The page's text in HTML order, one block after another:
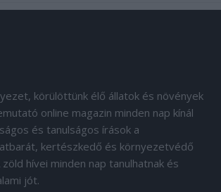
körülöttünk élő állatok és növények
online magazin minden nap kínál
és tanulságos írások a
kertészkedő és környezetvédő
hívei minden nap tanulhatnak és
jót.